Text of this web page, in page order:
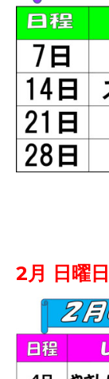
2月 日曜日